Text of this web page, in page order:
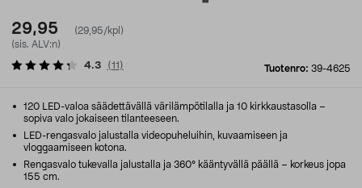
29,95
(29,95/kpl)
(sis. ALV:n)
Tuotenro: 39-4625
4.3 (11 )
120 LED-valoa säädettävällä värilämpötilalla ja 10 kirkkaustasolla –
sopiva valo jokaiseen tilanteeseen.
LED-rengasvalo jalustalla videopuheluihin, kuvaamiseen ja
vloggaamiseen kotona.
Rengasvalo tukevalla jalustalla ja 360° kääntyvällä päällä – korkeus jopa
155 cm.